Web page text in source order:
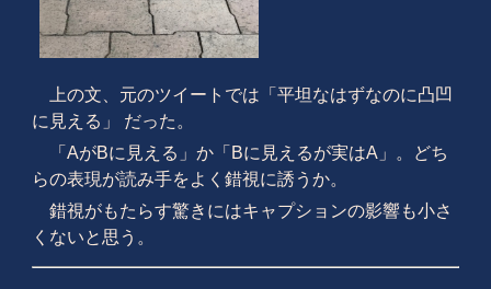
上の文、元のツイートでは「平坦なはずなのに凸凹
に見える」 だった。
「AがBに見える」か「Bに見えるが実はA」。どち
らの表現が読み手をよく錯視に誘うか。
錯視がもたらす驚きにはキャプションの影響も小さ
くないと思う。